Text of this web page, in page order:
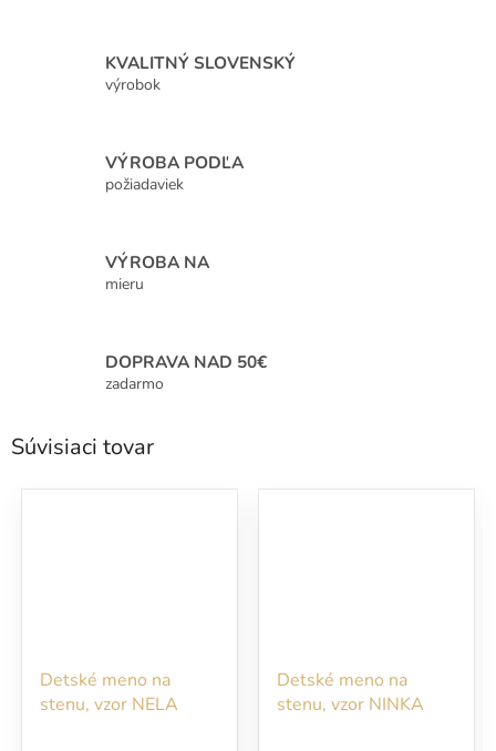
KVALITNÝ SLOVENSKÝ
výrobok
VÝROBA PODĽA
požiadaviek
VÝROBA NA
mieru
DOPRAVA NAD 50€
zadarmo
Súvisiaci tovar
Detské meno na
stenu, vzor NELA
Detské meno na
stenu, vzor NINKA